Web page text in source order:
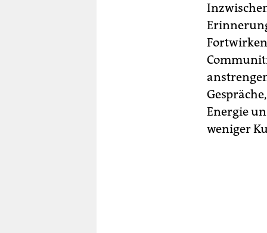
Energie
weniger